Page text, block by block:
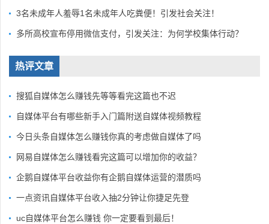
3名未成年人羞辱1名未成年人吃粪便！引发社会关注！
多所高校宣布停用微信支付，引发关注：为何学校集体行动？
热评文章
搜狐自媒体怎么赚钱先等等看完这篇也不迟
自媒体平台有哪些新手入门篇附送自媒体视频教程
今日头条自媒体怎么赚钱你真的考虑做自媒体了吗
网易自媒体怎么赚钱看完这篇可以增加你的收益？
企鹅自媒体平台收益你有企鹅自媒体运营的潜质吗
一点资讯自媒体平台收入抽2分钟让你捷足先登
uc自媒体平台怎么赚钱 你一定要看到最后！